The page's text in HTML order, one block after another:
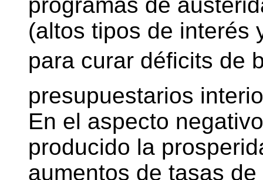
programas de
(altos tipos de interés
para curar déficits
presupuestarios
En el aspecto
producido la
aumentos de tasas